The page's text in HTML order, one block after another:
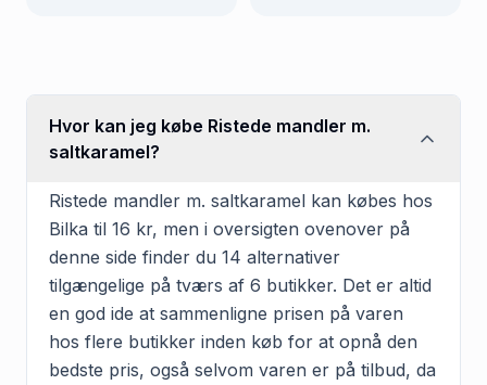
Hvor kan jeg købe Ristede mandler m.
saltkaramel?
Ristede mandler m. saltkaramel kan købes hos
Bilka til 16 kr, men i oversigten ovenover på
denne side finder du 14 alternativer
tilgængelige på tværs af 6 butikker. Det er altid
en god ide at sammenligne prisen på varen
hos flere butikker inden køb for at opnå den
bedste pris, også selvom varen er på tilbud, da